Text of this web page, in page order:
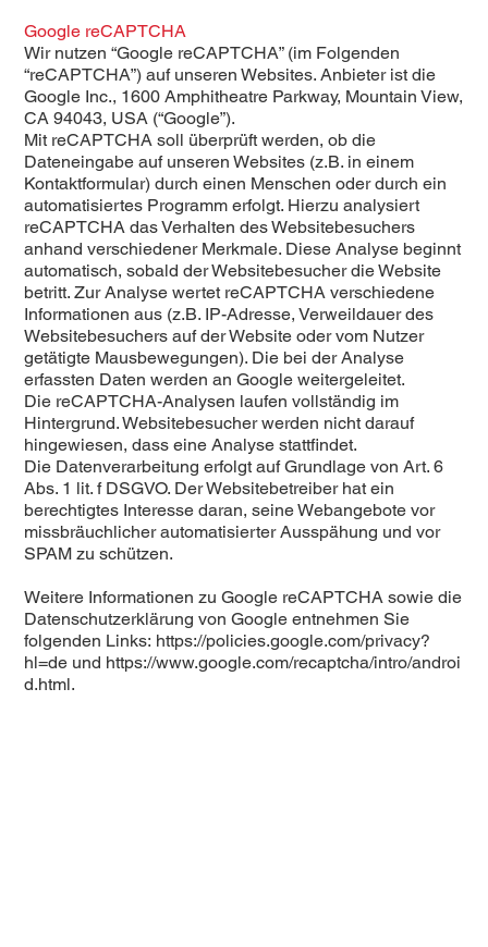
Google reCAPTCHA
Wir nutzen “Google reCAPTCHA” (im Folgenden
“reCAPTCHA”) auf unseren Websites. Anbieter ist die
Google Inc., 1600 Amphitheatre Parkway, Mountain View,
CA 94043, USA (“Google”).
Mit reCAPTCHA soll überprüft werden, ob die
Dateneingabe auf unseren Websites (z.B. in einem
Kontaktformular) durch einen Menschen oder durch ein
automatisiertes Programm erfolgt. Hierzu analysiert
reCAPTCHA das Verhalten des Websitebesuchers
anhand verschiedener Merkmale. Diese Analyse beginnt
automatisch, sobald der Websitebesucher die Website
betritt. Zur Analyse wertet reCAPTCHA verschiedene
Informationen aus (z.B. IP-Adresse, Verweildauer des
Websitebesuchers auf der Website oder vom Nutzer
getätigte Mausbewegungen). Die bei der Analyse
erfassten Daten werden an Google weitergeleitet.
Die reCAPTCHA-Analysen laufen vollständig im
Hintergrund. Websitebesucher werden nicht darauf
hingewiesen, dass eine Analyse stattfindet.
Die Datenverarbeitung erfolgt auf Grundlage von Art. 6
Abs. 1 lit. f DSGVO. Der Websitebetreiber hat ein
berechtigtes Interesse daran, seine Webangebote vor
missbräuchlicher automatisierter Ausspähung und vor
SPAM zu schützen.
Weitere Informationen zu Google reCAPTCHA sowie die
Datenschutzerklärung von Google entnehmen Sie
folgenden Links: https://policies.google.com/privacy?
hl=deund https://www.google.com/recaptcha/intro/androi
d.html.